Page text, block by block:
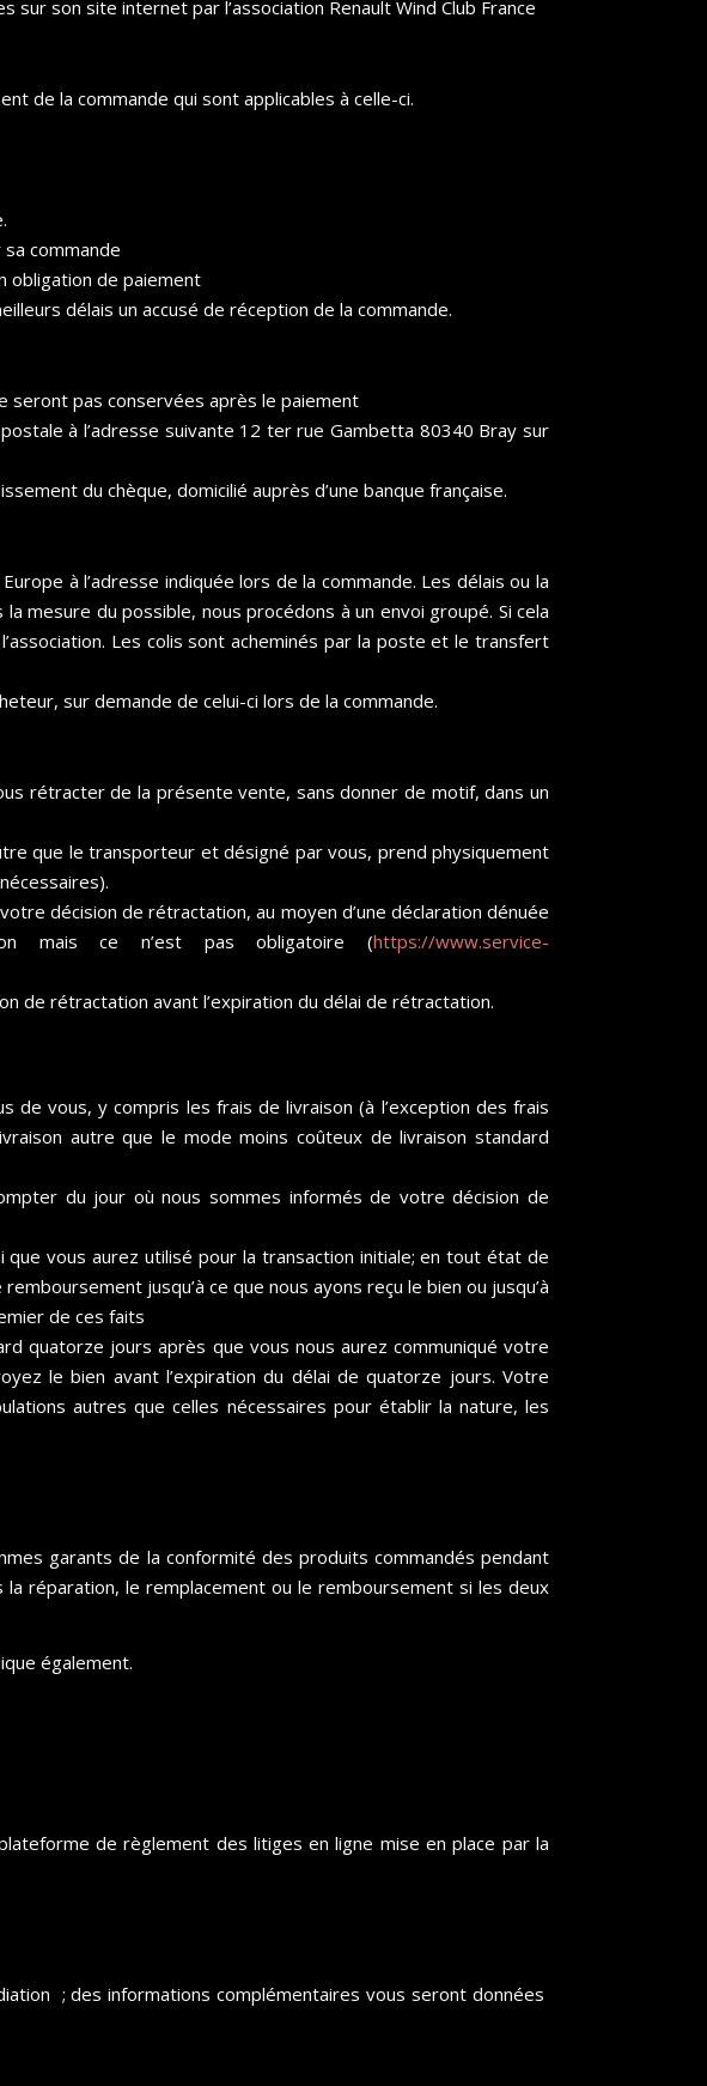
son site internet par l’association Renault Wind Club France
de la commande qui sont applicables à celle-ci.
commande
obligation de paiement
délais un accusé de réception de la commande.
seront pas conservées après le paiement
à l’adresse suivante 12 ter rue Gambetta 80340 Bray sur
du chèque, domicilié auprès d’une banque française.
à l’adresse indiquée lors de la commande. Les délais ou la
mesure du possible, nous procédons à un envoi groupé. Si cela
Les colis sont acheminés par la poste et le transfert
sur demande de celui-ci lors de la commande.
rétracter de la présente vente, sans donner de motif, dans un
que le transporteur et désigné par vous, prend physiquement
décision de rétractation, au moyen d’une déclaration dénuée
mais ce n’est pas obligatoire (https://www.service-
de rétractation avant l’expiration du délai de rétractation.
vous, y compris les frais de livraison (à l’exception des frais
autre que le mode moins coûteux de livraison standard
du jour où nous sommes informés de votre décision de
vous aurez utilisé pour la transaction initiale; en tout état de
jusqu’à ce que nous ayons reçu le bien ou jusqu’à
de ces faits
quatorze jours après que vous nous aurez communiqué votre
le bien avant l’expiration du délai de quatorze jours. Votre
autres que celles nécessaires pour établir la nature, les
garants de la conformité des produits commandés pendant
réparation, le remplacement ou le remboursement si les deux
également.
de règlement des litiges en ligne mise en place par la
; des informations complémentaires vous seront données